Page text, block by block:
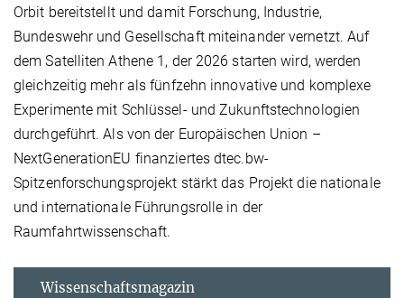
Orbit bereitstellt und damit Forschung, Industrie,
Bundeswehr und Gesellschaft miteinander vernetzt. Auf
dem Satelliten Athene 1, der 2026 starten wird, werden
gleichzeitig mehr als fünfzehn innovative und komplexe
Experimente mit Schlüssel- und Zukunftstechnologien
durchgeführt. Als von der Europäischen Union –
NextGenerationEU finanziertes dtec.bw-
Spitzenforschungsprojekt stärkt das Projekt die nationale
und internationale Führungsrolle in der
Raumfahrtwissenschaft.
Wissenschaftsmagazin